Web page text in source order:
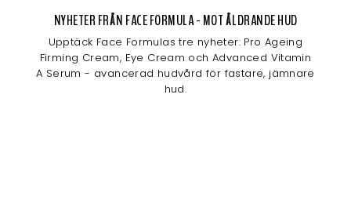
NYHETER FRÅN FACE FORMULA - MOT ÅLDRANDE HUD
Upptäck Face Formulas tre nyheter: Pro Ageing
Firming Cream, Eye Cream och Advanced Vitamin
A Serum - avancerad hudvård för fastare, jämnare
hud.